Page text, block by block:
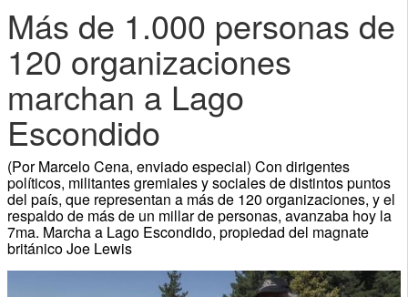
Más de 1.000 personas de
120 organizaciones
marchan a Lago
Escondido
(Por Marcelo Cena, enviado especial) Con dirigentes
políticos, militantes gremiales y sociales de distintos puntos
del país, que representan a más de 120 organizaciones, y el
respaldo de más de un millar de personas, avanzaba hoy la
7ma. Marcha a Lago Escondido, propiedad del magnate
británico Joe Lewis